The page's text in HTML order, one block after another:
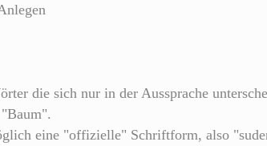
die sich nur in der Aussprache
eine "offizielle" Schriftform, also